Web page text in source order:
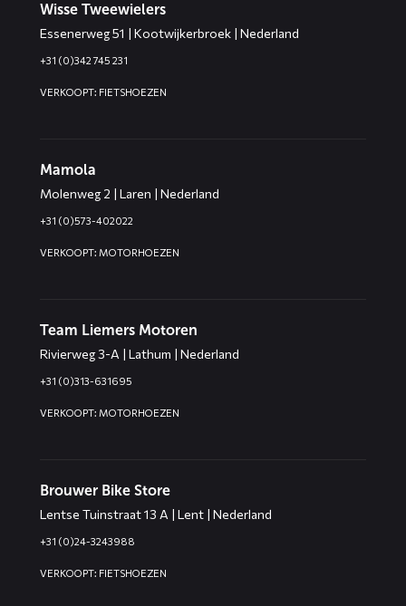
Wisse Tweewielers
Essenerweg 51 | Kootwijkerbroek | Nederland
+31 (0)342 745 231
VERKOOPT: FIETSHOEZEN
Mamola
Molenweg 2 | Laren | Nederland
+31 (0)573-402022
VERKOOPT: MOTORHOEZEN
Team Liemers Motoren
Rivierweg 3-A | Lathum | Nederland
+31 (0)313-631695
VERKOOPT: MOTORHOEZEN
Brouwer Bike Store
Lentse Tuinstraat 13 A | Lent | Nederland
+31 (0)24-3243988
VERKOOPT: FIETSHOEZEN